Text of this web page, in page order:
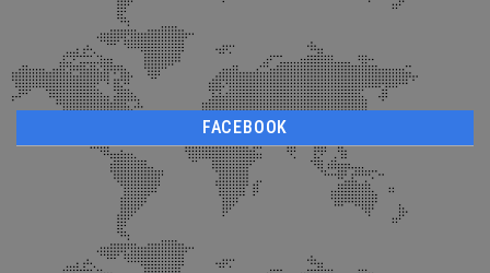
FACEBOOK